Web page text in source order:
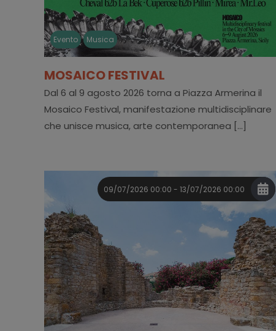
Evento Musica
MOSAICO FESTIVAL
Dal 6 al 9 agosto 2026 torna a Piazza Armerina il
Mosaico Festival, manifestazione multidisciplinare
che unisce musica, arte contemporanea [...]
09/07/2026 00:00 - 13/07/2026 00:00